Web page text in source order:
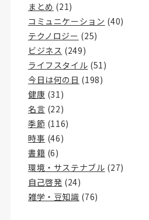
まとめ (21)
コミュニケーション (40)
テクノロジー (25)
ビジネス (249)
ライフスタイル (51)
今日は何の日 (198)
健康 (31)
名言 (22)
季節 (116)
時事 (46)
書籍 (6)
環境・サステナブル (27)
自己啓発 (24)
雑学・豆知識 (76)